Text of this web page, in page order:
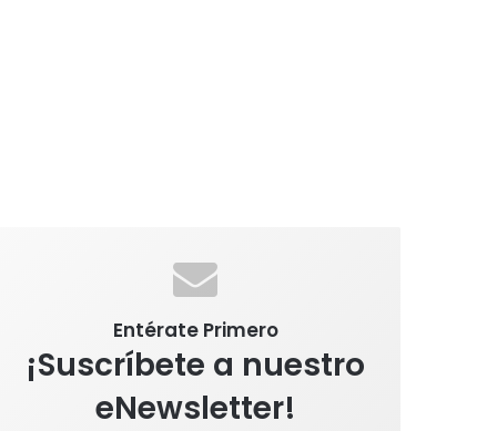
Entérate Primero
¡Suscríbete a nuestro
eNewsletter!